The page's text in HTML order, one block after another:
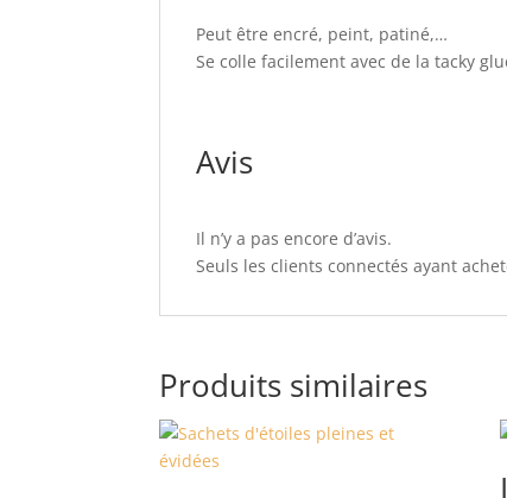
Peut être encré, peint, patiné,…
Se colle facilement avec de la tacky
Avis
Il n’y a pas encore d’avis.
Seuls les clients connectés ayant
Produits similaires